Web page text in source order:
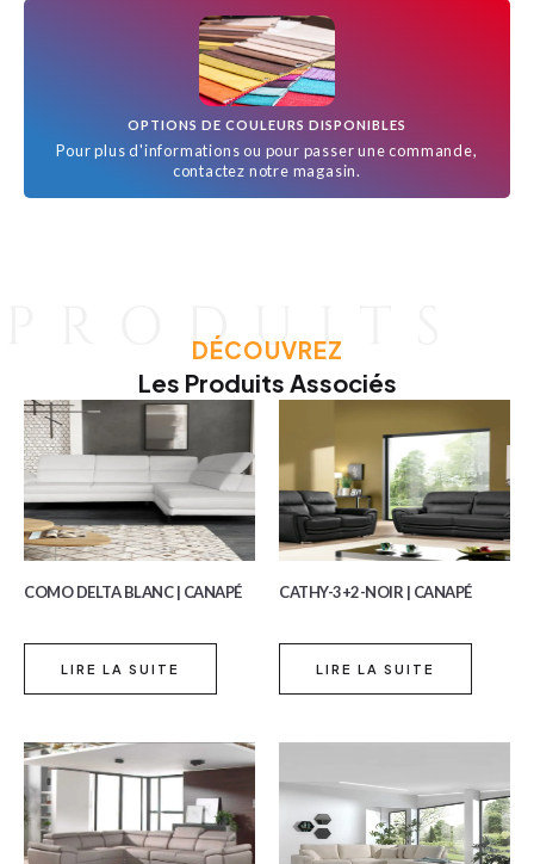
OPTIONS DE COULEURS DISPONIBLES
Pour plus d'informations ou pour passer une commande,
contactez notre magasin.
DÉCOUVREZ
Les Produits Associés
COMO DELTA BLANC | CANAPÉ
LIRE LA SUITE
CATHY-3+2-NOIR | CANAPÉ
LIRE LA SUITE